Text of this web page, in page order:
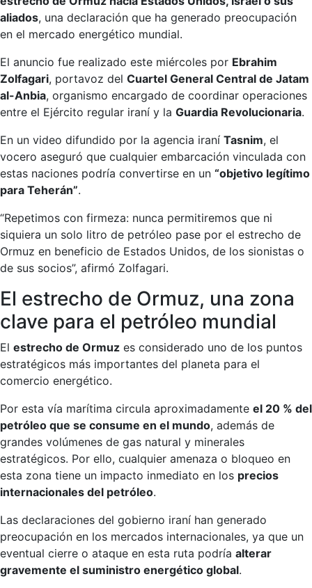
aliados, una declaración que ha generado preocupación
en el mercado energético mundial.
El anuncio fue realizado este miércoles por Ebrahim
Zolfagari, portavoz del Cuartel General Central de Jatam
al-Anbia, organismo encargado de coordinar operaciones
entre el Ejército regular iraní y la Guardia Revolucionaria.
En un video difundido por la agencia iraní Tasnim, el
vocero aseguró que cualquier embarcación vinculada con
estas naciones podría convertirse en un “objetivo legítimo
para Teherán”.
“Repetimos con firmeza: nunca permitiremos que ni
siquiera un solo litro de petróleo pase por el estrecho de
Ormuz en beneficio de Estados Unidos, de los sionistas o
de sus socios”, afirmó Zolfagari.
El estrecho de Ormuz, una zona
clave para el petróleo mundial
El estrecho de Ormuz es considerado uno de los puntos
estratégicos más importantes del planeta para el
comercio energético.
Por esta vía marítima circula aproximadamente el 20 % del
petróleo que se consume en el mundo, además de
grandes volúmenes de gas natural y minerales
estratégicos. Por ello, cualquier amenaza o bloqueo en
esta zona tiene un impacto inmediato en los precios
internacionales del petróleo.
Las declaraciones del gobierno iraní han generado
preocupación en los mercados internacionales, ya que un
eventual cierre o ataque en esta ruta podría alterar
gravemente el suministro energético global.